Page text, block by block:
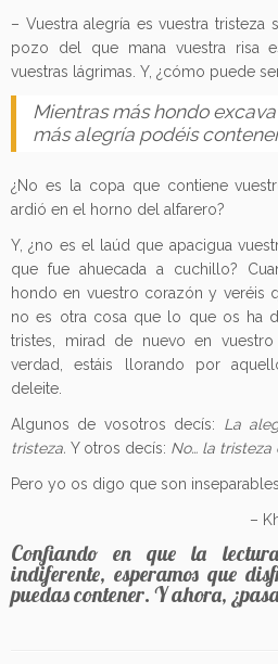
– Vuestra alegría es vuestra tristeza
pozo del que mana vuestra risa
vuestras lágrimas. Y, ¿cómo puede
Mientras más hondo
más alegría podéis
¿No es la copa que contiene
ardió en el horno del alfarero?
Y, ¿no es el laúd que apacigua
que fue ahuecada a cuchillo?
hondo en vuestro corazón y veréis
no es otra cosa que lo que os ha
tristes, mirad de nuevo en
verdad, estáis llorando por
deleite.
Algunos de vosotros decís: La
tristeza. Y otros decís: No… la tristeza
Pero yo os digo que son inseparables.
–
Confiando en que la
indiferente, esperamos que
puedas contener. Y ahora,